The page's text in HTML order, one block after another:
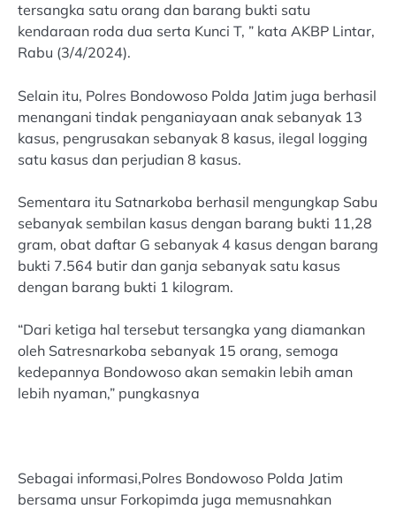
tersangka satu orang dan barang bukti satu
kendaraan roda dua serta Kunci T, ” kata AKBP Lintar,
Rabu (3/4/2024).
Selain itu, Polres Bondowoso Polda Jatim juga berhasil
menangani tindak penganiayaan anak sebanyak 13
kasus, pengrusakan sebanyak 8 kasus, ilegal logging
satu kasus dan perjudian 8 kasus.
Sementara itu Satnarkoba berhasil mengungkap Sabu
sebanyak sembilan kasus dengan barang bukti 11,28
gram, obat daftar G sebanyak 4 kasus dengan barang
bukti 7.564 butir dan ganja sebanyak satu kasus
dengan barang bukti 1 kilogram.
“Dari ketiga hal tersebut tersangka yang diamankan
oleh Satresnarkoba sebanyak 15 orang, semoga
kedepannya Bondowoso akan semakin lebih aman
lebih nyaman,” pungkasnya
Sebagai informasi,Polres Bondowoso Polda Jatim
bersama unsur Forkopimda juga memusnahkan